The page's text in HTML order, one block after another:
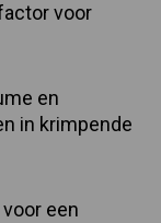
voor
en
in krimpende
een